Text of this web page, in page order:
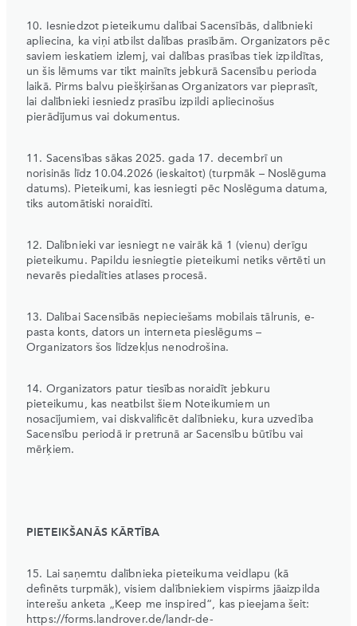
10. Iesniedzot pieteikumu dalībai Sacensībās, dalībnieki
apliecina, ka viņi atbilst dalības prasībām. Organizators pēc
saviem ieskatiem izlemj, vai dalības prasības tiek izpildītas,
un šis lēmums var tikt mainīts jebkurā Sacensību perioda
laikā. Pirms balvu piešķiršanas Organizators var pieprasīt,
lai dalībnieki iesniedz prasību izpildi apliecinošus
pierādījumus vai dokumentus.
11. Sacensības sākas 2025. gada 17. decembrī un
norisinās līdz 10.04.2026 (ieskaitot) (turpmāk – Noslēguma
datums). Pieteikumi, kas iesniegti pēc Noslēguma datuma,
tiks automātiski noraidīti.
12. Dalībnieki var iesniegt ne vairāk kā 1 (vienu) derīgu
pieteikumu. Papildu iesniegtie pieteikumi netiks vērtēti un
nevarēs piedalīties atlases procesā.
13. Dalībai Sacensībās nepieciešams mobilais tālrunis, e-
pasta konts, dators un interneta pieslēgums –
Organizators šos līdzekļus nenodrošina.
14. Organizators patur tiesības noraidīt jebkuru
pieteikumu, kas neatbilst šiem Noteikumiem un
nosacījumiem, vai diskvalificēt dalībnieku, kura uzvedība
Sacensību periodā ir pretrunā ar Sacensību būtību vai
mērķiem.
PIETEIKŠANĀS KĀRTĪBA
15. Lai saņemtu dalībnieka pieteikuma veidlapu (kā
definēts turpmāk), visiem dalībniekiem vispirms jāaizpilda
interešu anketa „Keep me inspired“, kas pieejama šeit:
https://forms.landrover.de/landr-de-